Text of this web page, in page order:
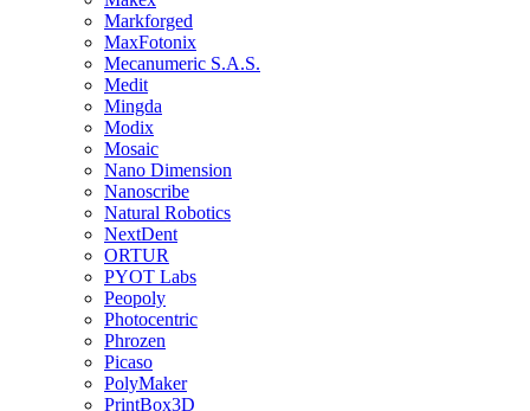
Markforged
MaxFotonix
Mecanumeric S.A.S.
Medit
Mingda
Modix
Mosaic
Nano Dimension
Nanoscribe
Natural Robotics
NextDent
ORTUR
PYOT Labs
Peopoly
Photocentric
Phrozen
Picaso
PolyMaker
PrintBox3D